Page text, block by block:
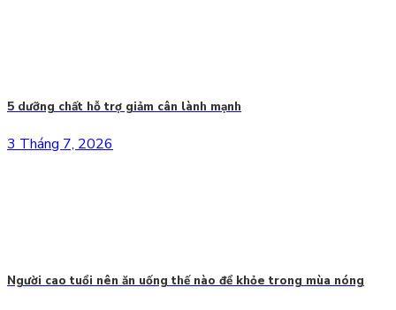
5 dưỡng chất hỗ trợ giảm cân lành mạnh
3 Tháng 7, 2026
Người cao tuổi nên ăn uống thế nào để khỏe trong mùa nóng